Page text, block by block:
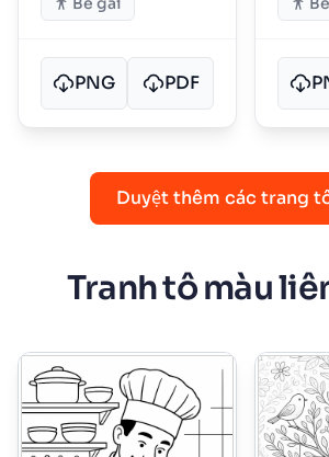
PNG PDF
Duyệt thêm các trang
Tranh tô màu